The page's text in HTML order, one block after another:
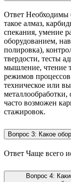
Ответ Необходимы
такое алмаз,
спекания, умение
оборудованием,
полировка),
твердости, тесты
мышление, чтение
режимов
техническое или
часто возможен
стажировок.
Вопрос 3: Какое
Ответ Чаще всего
Вопрос 4: